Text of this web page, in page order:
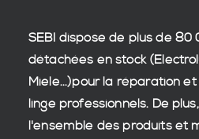
SEBI dispose de plus de 80
détachées en stock
Miele...)pour la réparation
linge professionnels. De
l'ensemble des produits et